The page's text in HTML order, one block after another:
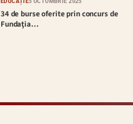
34 de burse oferite prin concurs de
Fundaţia…